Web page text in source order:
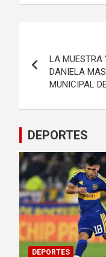
de
entradas
LA MUESTRA
DANIELA
MUNICIPAL
DEPORTES
DEPORTES